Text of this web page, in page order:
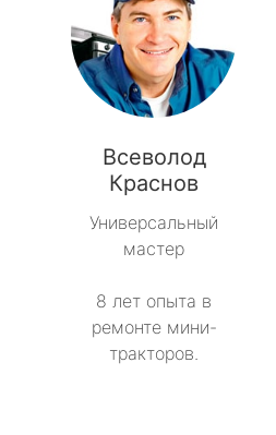
Всеволод
Краснов
Универсальный
мастер
8 лет опыта в
ремонте мини-
тракторов.